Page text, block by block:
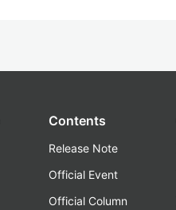
Contents
Release Note
Official Event
Official Column